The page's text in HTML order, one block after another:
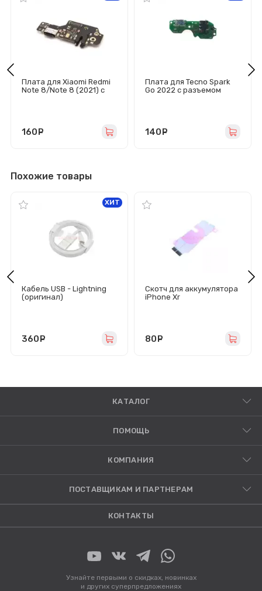
Плата для Xiaomi Redmi
Note 8/Note 8 (2021) с
160
Плата для Tecno Spark
Go 2022 с разъемом
140
Похожие товары
Кабель USB - Lightning
(оригинал)
ХИТ
360
Скотч для аккумулятора
iPhone Xr
80
КАТАЛОГ
ПОМОЩЬ
КОМПАНИЯ
ПОСТАВЩИКАМ И ПАРТНЕРАМ
КОНТАКТЫ
Узнайте первыми о скидках, новинках
и других суперпредложениях